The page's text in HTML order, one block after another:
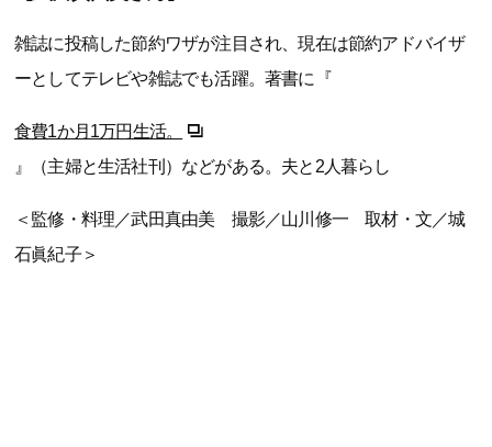
雑誌に投稿した節約ワザが注目され、現在は節約アドバイザ
ーとしてテレビや雑誌でも活躍。著書に『
食費1か月1万円生活。
』（主婦と生活社刊）などがある。夫と2人暮らし
＜監修・料理／武田真由美 撮影／山川修一 取材・文／城
石眞紀子＞